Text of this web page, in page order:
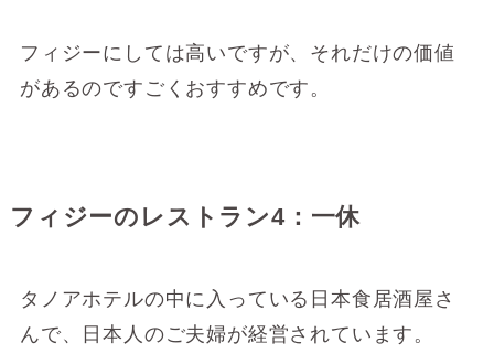
フィジーにしては高いですが、それだけの価値
があるのですごくおすすめです。
フィジーのレストラン4：一休
タノアホテルの中に入っている日本食居酒屋さ
んで、日本人のご夫婦が経営されています。